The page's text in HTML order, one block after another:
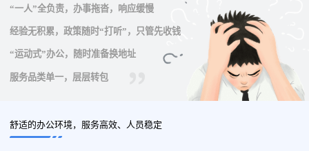
“一人”全负责，办事拖沓，响应缓慢
经验无积累，政策随时“打听”，只管先收钱
“运动式”办公，随时准备换地址
服务品类单一，层层转包
舒适的办公环境，服务高效、人员稳定